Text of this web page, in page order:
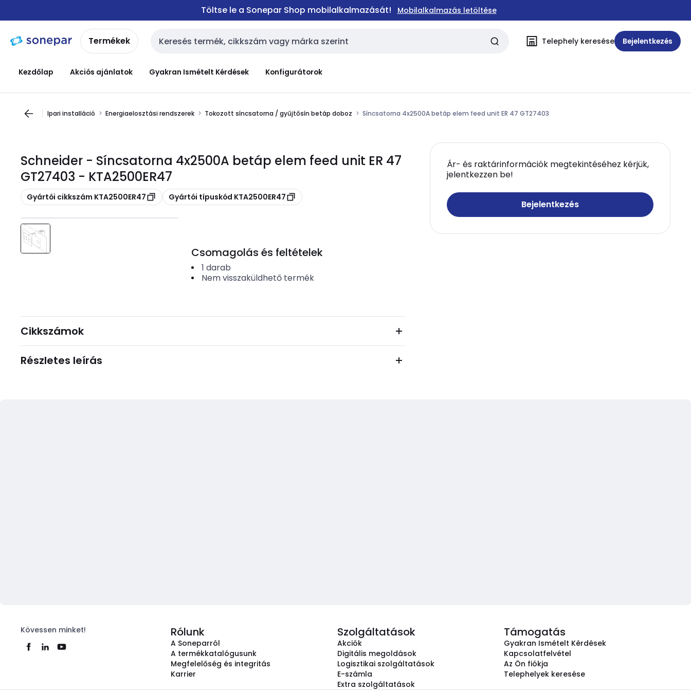
navigációhoztartalomra
Töltse le a Sonepar Shop mobilalkalmazását! Mobilalkalmazás letöltése
Termékek Keresési bemenet Telephely keresése Bejelentkezés
Kezdőlap Akciós ajánlatok Gyakran Ismételt Kérdések Konfigurátorok
Ipari installáció Energiaelosztási rendszerek Tokozott síncsatorna / gyűjtősín betáp doboz Síncsatorna 4x2500A betáp elem feed unit ER 47 GT27403
Schneider - Síncsatorna 4x2500A betáp elem feed unit ER 47
GT27403 - KTA2500ER47
Másolás
Gyártói cikkszám KTA2500ER47 Másolás
Gyártói típuskód KTA2500ER47
Ár- és raktárinformációk megtekintéséhez kérjük,
jelentkezzen be!
Bejelentkezés
Csomagolás és feltételek
1 darab
Nem visszaküldhető termék
Cikkszámok
Részletes leírás
Kövessen minket! Rólunk
A Soneparról
A termékkatalógusunk
Megfelelőség és integritás
Karrier
Szolgáltatások
Akciók
Digitális megoldások
Logisztikai szolgáltatások
E-számla
Extra szolgáltatások
Támogatás
Gyakran Ismételt Kérdések
Kapcsolatfelvétel
Az Ön fiókja
Telephelyek keresése